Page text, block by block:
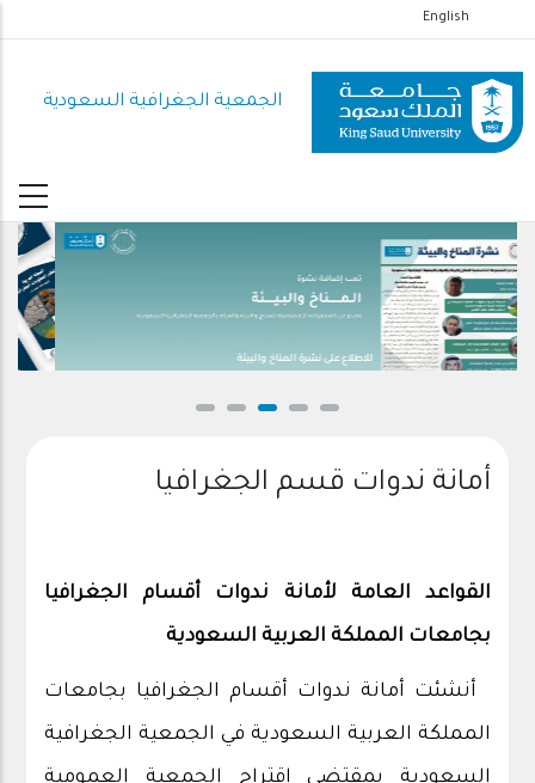
إلى
المحتوى
الرئيسي
English
الجمعية الجغرافية السعودية
للاطلاع على نشرة المناخ والبيئة
أمانة ندوات قسم الجغرافيا
القواعد العامة لأمانة ندوات أقسام الجغرافيا
بجامعات المملكة العربية السعودية
أنشئت أمانة ندوات أقسام الجغرافيا بجامعات
المملكة العربية السعودية في الجمعية الجغرافية
السعودية بمقتضى اقتراح الجمعية العمومية